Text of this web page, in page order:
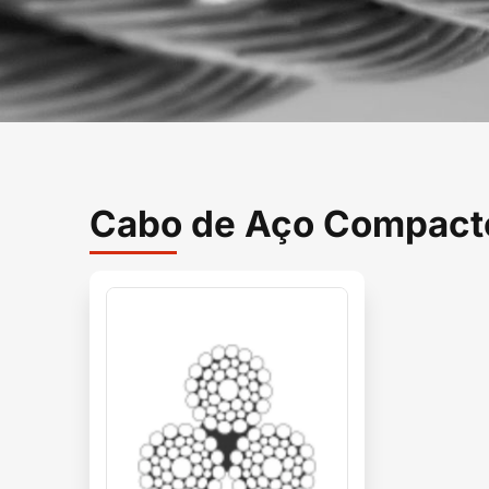
Cabo de Aço